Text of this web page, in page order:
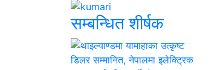
सम्बन्धित शीर्षक